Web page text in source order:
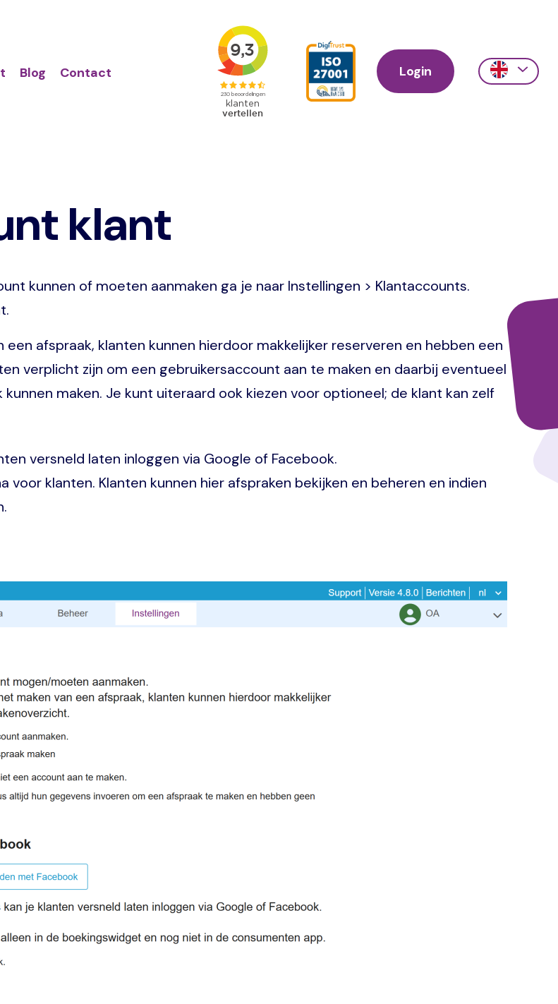
Blog Contact
Action
Primair
menu
Login
Action
klant
kunnen of moeten aanmaken ga je naar Instellingen > Klantaccounts.
afspraak, klanten kunnen hierdoor makkelijker reserveren en hebben een
verplicht zijn om een gebruikersaccount aan te maken en daarbij eventueel
maken. Je kunt uiteraard ook kiezen voor optioneel; de klant kan zelf
versneld laten inloggen via Google of Facebook.
klanten. Klanten kunnen hier afspraken bekijken en beheren en indien